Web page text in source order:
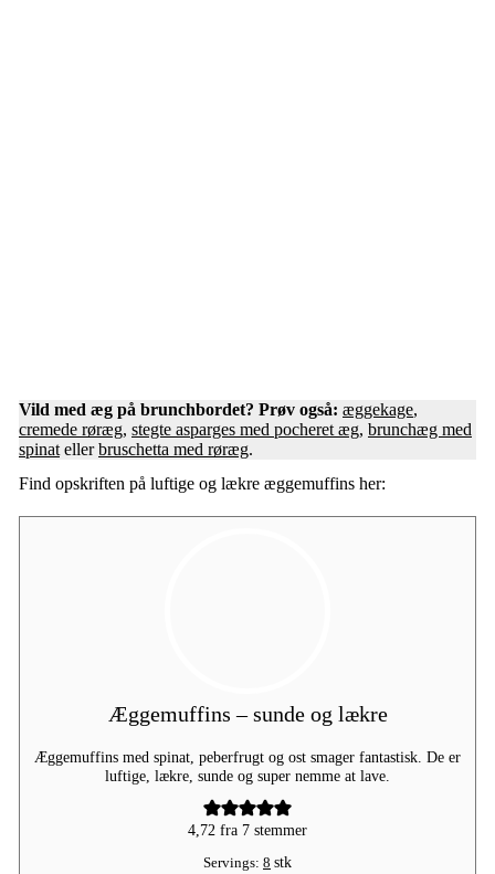
Vild med æg på brunchbordet? Prøv også: æggekage,
cremede røræg, stegte asparges med pocheret æg, brunchæg med
spinat ellerbruschetta med røræg.
Find opskriften på luftige og lækre æggemuffins her:
Æggemuffins – sunde og lækre
Æggemuffins med spinat, peberfrugt og ost smager fantastisk. De er
luftige, lækre, sunde og super nemme at lave.
4,72 fra 7 stemmer
Servings: 8 stk